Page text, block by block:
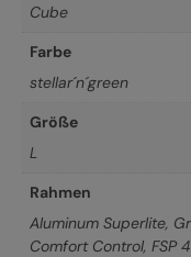
Cube
Farbe
stellar´n´green
Größe
L
Rahmen
Aluminum Superlite,
Comfort Control, FSP